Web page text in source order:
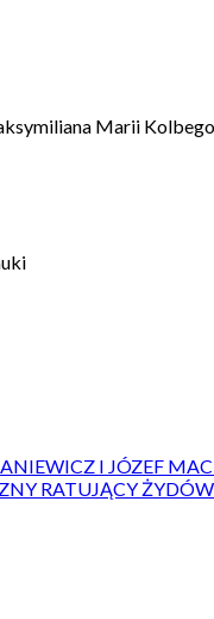
Marii
I JÓZEF
RATUJĄCY ŻYDÓW